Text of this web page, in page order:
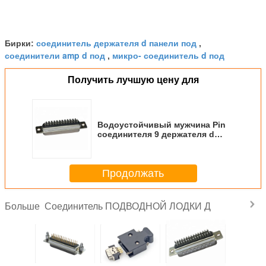
Бирки: соединитель держателя d панели под ,
соединители amp d под , микро- соединитель d под
Получить лучшую цену для
Водоустойчивый мужчина Pin
соединителя 9 держателя d
Продолжать
Больше Соединитель ПОДВОДНОЙ ЛОДКИ Д